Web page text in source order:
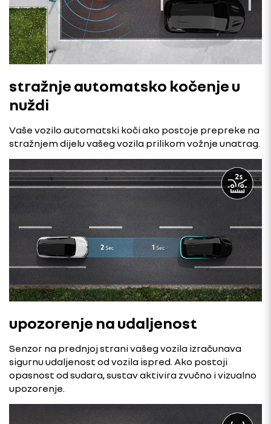
stražnje automatsko kočenje u
nuždi
Vaše vozilo automatski koči ako postoje prepreke na
stražnjem dijelu vašeg vozila prilikom vožnje unatrag.
upozorenje na udaljenost
Senzor na prednjoj strani vašeg vozila izračunava
sigurnu udaljenost od vozila ispred. Ako postoji
opasnost od sudara, sustav aktivira zvučno i vizualno
upozorenje.